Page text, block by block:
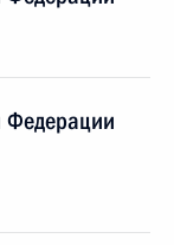
Федерации